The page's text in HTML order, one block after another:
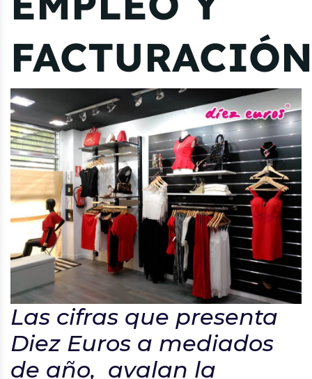
FACTURACIÓN
Las cifras que presenta
Diez Euros a mediados
de año, avalan la